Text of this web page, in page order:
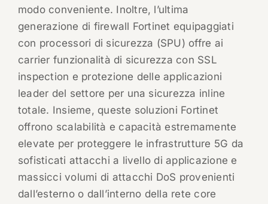
modo conveniente. Inoltre, l’ultima
generazione di firewall Fortinet equipaggiati
con processori di sicurezza (SPU) offre ai
carrier funzionalità di sicurezza con SSL
inspection e protezione delle applicazioni
leader del settore per una sicurezza inline
totale. Insieme, queste soluzioni Fortinet
offrono scalabilità e capacità estremamente
elevate per proteggere le infrastrutture 5G da
sofisticati attacchi a livello di applicazione e
massicci volumi di attacchi DoS provenienti
dall’esterno o dall’interno della rete core